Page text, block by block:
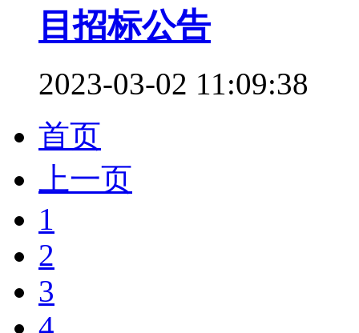
目招标公告
2023-03-02 11:09:38
首页
上一页
1
2
3